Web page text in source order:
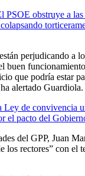
PSOE obstruye a
perjudicando a
buen
que podría estar
alertado Guardiola.
Ley de convivencia
el pacto del
del GPP, Juan
los rectores” con el